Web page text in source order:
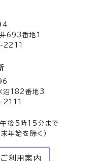
693番地1
2211
沼182番地3
2111
後5時15分まで
末年始を除く）
利用案内